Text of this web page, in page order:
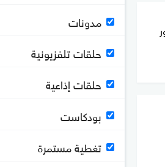
مدونات
حلقات تلفزيونية
حلقات إذاعية
بودكاست
تغطية مستمرة